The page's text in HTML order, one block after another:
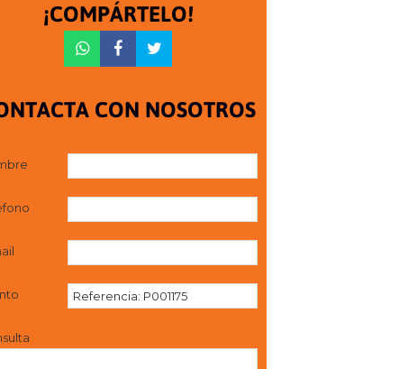
¡COMPÁRTELO!
CON NOSOTROS